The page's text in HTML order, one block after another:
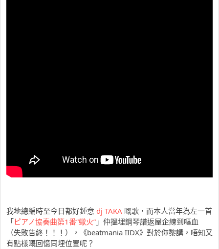
我地總編時至今日都好鍾意 dj TAKA 嘅歌，而本人當年為左一首
「ピアノ協奏曲第1番”蠍火” 」仲搵埋鋼琴譜返屋企練到嘔血
（失敗告終！！！），《beatmania IIDX》對於你黎講，唔知又
有點樣嘅回憶同埋位置呢？